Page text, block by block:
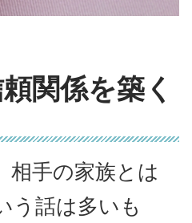
関係を築く
相手の家族とは
う話は多いも